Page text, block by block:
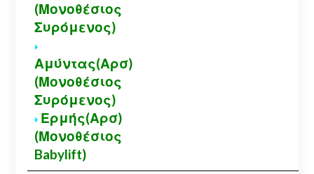
(Μονοθέσιος
Συρόμενος)
Αμύντας(Αρσ)
(Μονοθέσιος
Συρόμενος)
Ερμής(Αρσ)
(Μονοθέσιος
Babylift)